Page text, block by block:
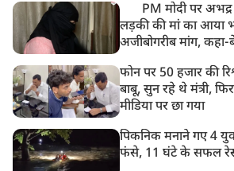
PM मोदी पर
लड़की की मां का आया
अजीबोगरीब मांग, कहा-
फोन पर 50 हजार की
बाबू, सुन रहे थे मंत्री,
मीडिया पर छा गया
पिकनिक मनाने गए 4
फंसे, 11 घंटे के सफल